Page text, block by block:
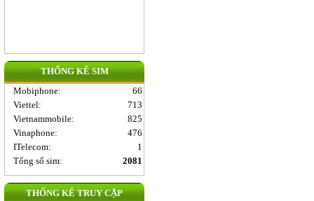
THỐNG KÊ SIM
Mobiphone:
66
Viettel:
713
Vietnammobile:
825
Vinaphone:
476
ITelecom:
1
Tổng số sim:
2081
THỐNG KÊ TRUY CẬP